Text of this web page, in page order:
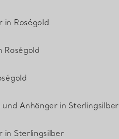
in Roségold
Roségold
und Anhänger in Sterlingsilber
in Sterlingsilber